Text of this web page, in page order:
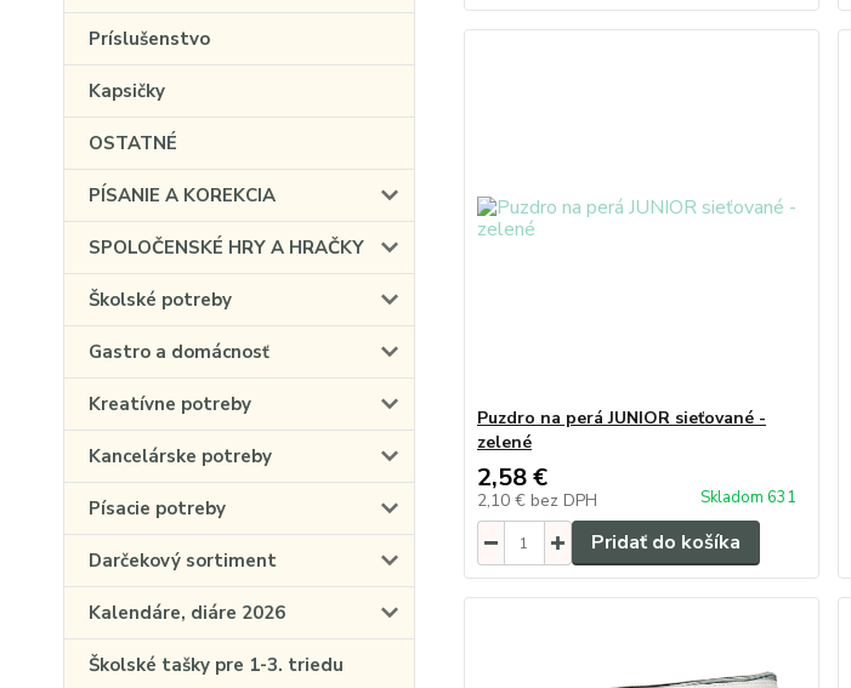
Príslušenstvo
Kapsičky
OSTATNÉ
PÍSANIE A KOREKCIA
SPOLOČENSKÉ HRY A HRAČKY
Školské potreby
Gastro a domácnosť
Kreatívne potreby
Kancelárske potreby
Písacie potreby
Darčekový sortiment
Kalendáre, diáre 2026
Školské tašky pre 1-3. triedu
Puzdro na perá JUNIOR sieťované -
zelené
2,58 €
2,10 € bez DPH Skladom 631
Pridať do košíka